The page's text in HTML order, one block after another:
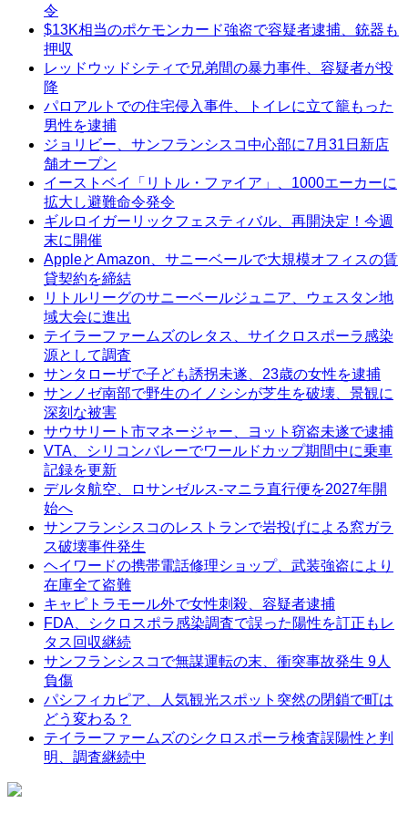
令
$13K相当のポケモンカード強盗で容疑者逮捕、銃器も
押収
レッドウッドシティで兄弟間の暴力事件、容疑者が投
降
パロアルトでの住宅侵入事件、トイレに立て籠もった
男性を逮捕
ジョリビー、サンフランシスコ中心部に7月31日新店
舗オープン
イーストベイ「リトル・ファイア」、1000エーカーに
拡大し避難命令発令
ギルロイガーリックフェスティバル、再開決定！今週
末に開催
AppleとAmazon、サニーベールで大規模オフィスの賃
貸契約を締結
リトルリーグのサニーベールジュニア、ウェスタン地
域大会に進出
テイラーファームズのレタス、サイクロスポーラ感染
源として調査
サンタローザで子ども誘拐未遂、23歳の女性を逮捕
サンノゼ南部で野生のイノシシが芝生を破壊、景観に
深刻な被害
サウサリート市マネージャー、ヨット窃盗未遂で逮捕
VTA、シリコンバレーでワールドカップ期間中に乗車
記録を更新
デルタ航空、ロサンゼルス-マニラ直行便を2027年開
始へ
サンフランシスコのレストランで岩投げによる窓ガラ
ス破壊事件発生
ヘイワードの携帯電話修理ショップ、武装強盗により
在庫全て盗難
キャピトラモール外で女性刺殺、容疑者逮捕
FDA、シクロスポラ感染調査で誤った陽性を訂正もレ
タス回収継続
サンフランシスコで無謀運転の末、衝突事故発生 9人
負傷
パシフィカピア、人気観光スポット突然の閉鎖で町は
どう変わる？
テイラーファームズのシクロスポーラ検査誤陽性と判
明、調査継続中